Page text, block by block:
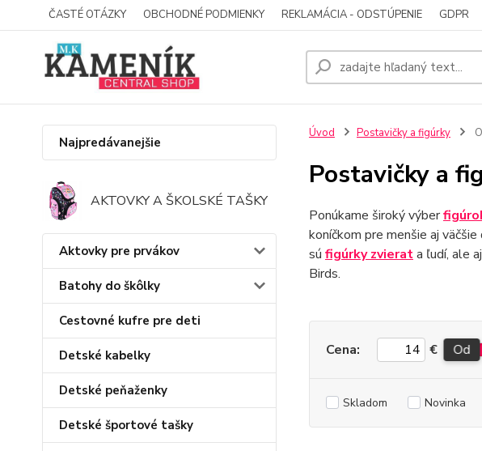
ČASTÉ OTÁZKY OBCHODNÉ PODMIENKY REKLAMÁCIA - ODSTÚPENIE GDPR
Najpredávanejšie
AKTOVKY A ŠKOLSKÉ TAŠKY
Aktovky pre prvákov
Batohy do škôlky
Cestovné kufre pre deti
Detské kabelky
Detské peňaženky
Detské športové tašky
Úvod Postavičky a figúrky
Postavičky a
Ponúkame široký výber
koníčkom pre menšie aj väčšie
sú figúrky zvierata ľudí, ale
Birds.
Cena: € Od
Skladom Novinka